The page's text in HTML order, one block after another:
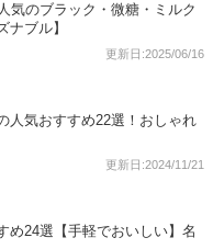
気のブラック・微糖・ミルク
ナブル】
更新日:2025/06/16
人気おすすめ22選！おしゃれ
更新日:2024/11/21
め24選【手軽でおいしい】名